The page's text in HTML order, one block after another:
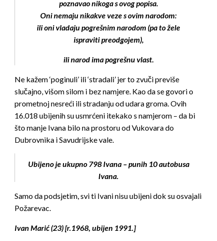
poznavao nikoga s ovog popisa.
Oni nemaju nikakve veze s ovim narodom:
ili oni vladaju pogrešnim narodom (pa to žele
ispraviti preodgojem),
ili narod ima pogrešnu vlast.
Ne kažem ‘poginuli’ ili ‘stradali’ jer to zvuči previše
slučajno, višom silom i bez namjere. Kao da se govori o
prometnoj nesreći ili stradanju od udara groma. Ovih
16.018 ubijenih su usmrćeni itekako s namjerom – da bi
što manje Ivana bilo na prostoru od Vukovara do
Dubrovnika i Savudrijske vale.
Ubijeno je ukupno 798 Ivana – punih 10 autobusa
Ivana.
Samo da podsjetim, svi ti Ivani nisu ubijeni dok su osvajali
Požarevac.
Ivan Marić (23) [r.1968, ubijen 1991.]